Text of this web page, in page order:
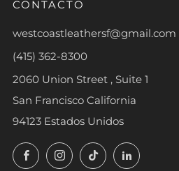
CONTACTO
westcoastleathersf@gmail.com
(415) 362-8300
2060 Union Street , Suite 1
San Francisco California
94123 Estados Unidos
FacebookInstagram
TikTokLinkedIn